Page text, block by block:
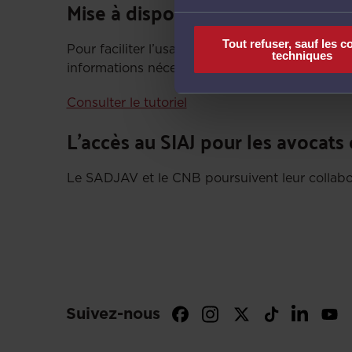
Tout refuser, sauf les
techniques
Mise à disposition d’un tutoriel
Pour faciliter l’usage du SIAJ, un tutoriel a
informations nécessaires à l’avocat pour
Consulter le tutoriel
L’accès au SIAJ pour les
Le SADJAV et le CNB poursuivent leur
Suivez-nous